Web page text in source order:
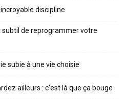
discipline
subtil de reprogrammer votre
subie à une vie choisie
ailleurs : c’est là que ça bouge